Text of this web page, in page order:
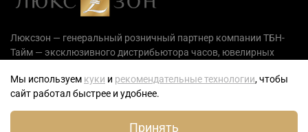
Люксзон — генеральный розничный партнер компании ТБН-
Тайм — эксклюзивного дистрибьютора часов, ювелирных
Мы используем куки и рекомендательные технологии, чтобы
сайт работал быстрее и удобнее.
Принять